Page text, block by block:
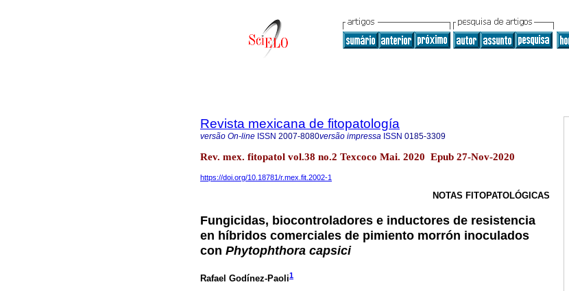
Revista mexicana de fitopatología
versão On-line ISSN 2007-8080versão impressa ISSN 0185-3309
Rev. mex. fitopatol vol.38 no.2 Texcoco Mai. 2020 Epub 27-Nov-2020
https://doi.org/10.18781/r.mex.fit.2002-1
NOTAS FITOPATOLÓGICAS
Fungicidas, biocontroladores e inductores de resistencia
en híbridos comerciales de pimiento morrón inoculados
con Phytophthora capsici
Rafael Godínez-Paoli1